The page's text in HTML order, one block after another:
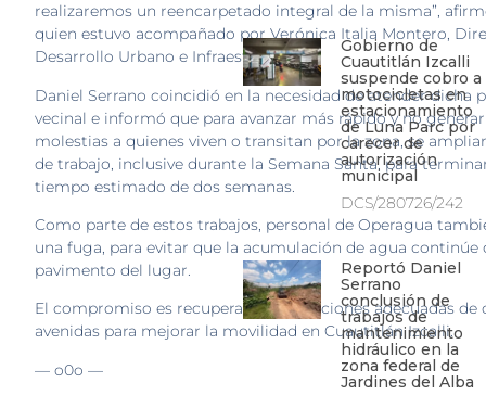
realizaremos un reencarpetado integral de la misma”,
quien estuvo acompañado por Verónica Italia Montero,
Desarrollo Urbano e Infraestructura.
Daniel Serrano coincidió en la necesidad de atender dicha
vecinal e informó que para avanzar más rápido y no
molestias a quienes viven o transitan por la zona, se
de trabajo, inclusive durante la Semana Santa, para
tiempo estimado de dos semanas.
Como parte de estos trabajos, personal de Operagua
una fuga, para evitar que la acumulación de agua continúe
pavimento del lugar.
El compromiso es recuperar las condiciones adecuadas de
avenidas para mejorar la movilidad en Cuautitlán Izcalli.
— o0o —
Gobierno de
Cuautitlán Izcalli
suspende cobro a
motocicletas en
estacionamiento
de Luna Parc por
carecer de
autorización
municipal
DCS/280726/242
Reportó Daniel
Serrano
conclusión de
trabajos de
mantenimiento
hidráulico en la
zona federal de
Jardines del Alba